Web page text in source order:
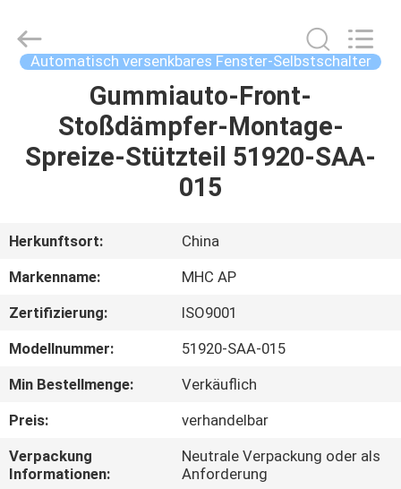
PRODUKTE
UNS
AUSFLUG
QUALITÄTSKONTROLLE
KONTAKTIERE
UNS
Parts
Limited.
Rights Automatisch versenkbares Fenster-Selbstschalter
Gummiauto-Front-
Stoßdämpfer-Montage-
Spreize-Stützteil 51920-SAA-
015
Herkunftsort:
China
Markenname:
MHC AP
Zertifizierung:
ISO9001
Modellnummer:
51920-SAA-015
Min Bestellmenge:
Verkäuflich
Preis:
verhandelbar
Verpackung
Informationen:
Neutrale Verpackung oder als
Anforderung